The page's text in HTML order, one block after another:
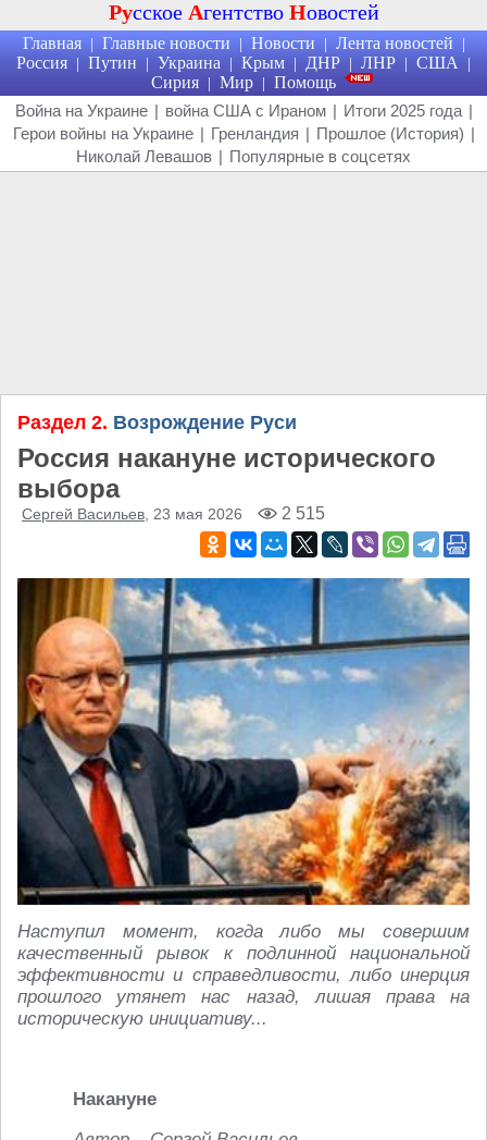
Русское Агентство Новостей
Главная | Главные новости | Новости | Лента новостей |
Россия | Путин | Украина | Крым | ДНР | ЛНР | США |
Сирия | Мир | Помощь
Война на Украине | война США с Ираном | Итоги 2025 года |
Герои войны на Украине | Гренландия | Прошлое (История) |
Николай Левашов | Популярные в соцсетях
Раздел 2. Возрождение Руси
Россия накануне исторического
выбора
Сергей Васильев , 23 мая 2026 2 515
Наступил момент, когда либо мы совершим
качественный рывок к подлинной национальной
эффективности и справедливости, либо инерция
прошлого утянет нас назад, лишая права на
историческую инициативу...
Накануне